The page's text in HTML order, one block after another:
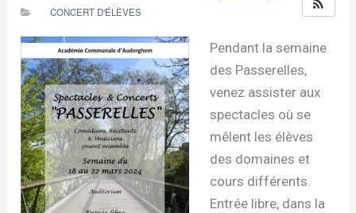
CONCERT D'ÉLÈVES
Pendant la semaine
des Passerelles,
venez assister aux
spectacles où se
mêlent les élèves
des domaines et
cours différents.
Entrée libre, dans la